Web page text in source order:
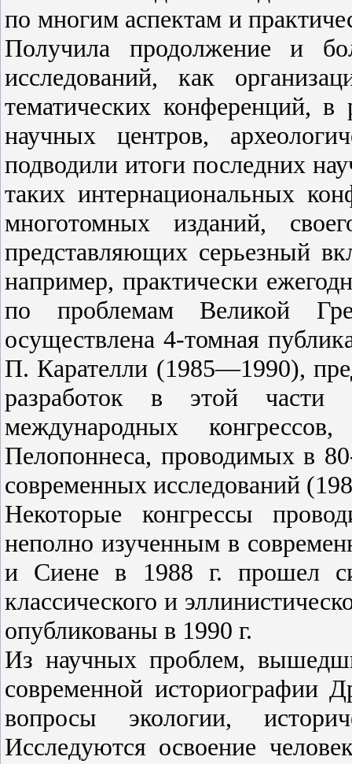
по многим аспектам и
Получила продолжение и
исследований, как
тематических конференций,
научных центров,
подводили итоги последних
таких интернациональных
многотомных изданий,
представляющих серьезный
например, практически
по проблемам Великой
осуществлена 4-томная
П. Карателли (1985—1990),
разработок в этой части
международных
Пелопоннеса, проводимых в
современных исследований
Некоторые конгрессы
неполно изученным в
и Сиене в 1988 г. прошел
классического и
опубликованы в 1990 г.
Из научных проблем,
современной историографии
вопросы экологии,
Исследуются освоение